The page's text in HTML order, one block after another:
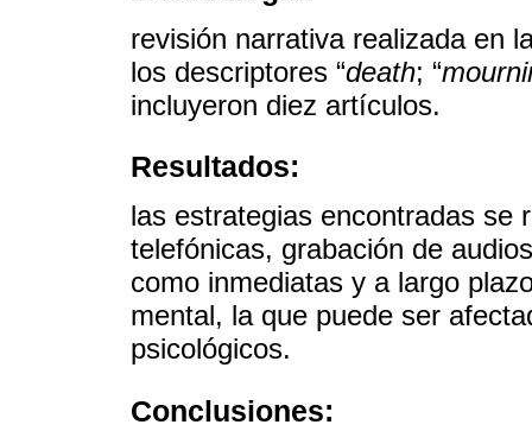
revisión narrativa realizada en
los descriptores “death; “
incluyeron diez artículos.
Resultados:
las estrategias encontradas se
telefónicas, grabación de
como inmediatas y a largo
mental, la que puede ser
psicológicos.
Conclusiones: